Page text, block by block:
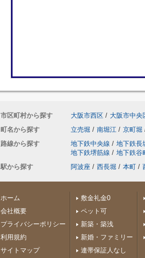
市区町村から探す 大阪市西区 / 大阪市中央
町名から探す
立売堀 / 南堀江 / 京町堀
路線から探す
地下鉄中央線 / 地下鉄長
地下鉄堺筋線 / 地下鉄谷
駅から探す
阿波座 / 西長堀 / 本町 /
ホーム
会社概要
プライバシーポリシー
利用規約
サイトマップ
敷金礼金0
ペット可
新築・築浅
新婚・ファミリー
連帯保証人なし